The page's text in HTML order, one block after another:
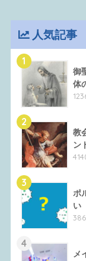
人気記事
1
御
体
2
教
ン
3
ポ
い
4
メ